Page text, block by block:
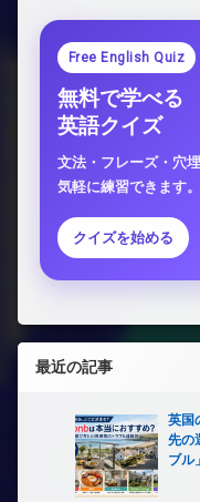
Free English Quiz
無料で学べる
英語クイズ
文法・フレーズ・穴
気軽に練習できます。
クイズを始める
最近の記事
英国
先の
ブル」